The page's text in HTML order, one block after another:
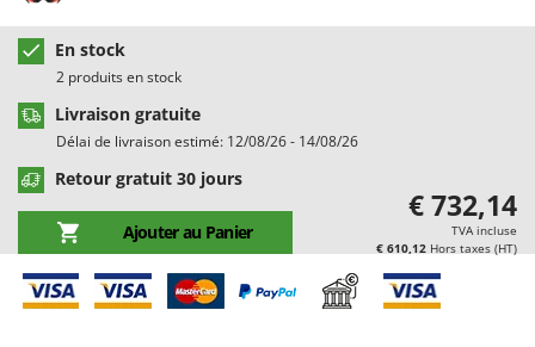
Coupe-bordures - Trimmers
Coupe-branches
Couveuses à œufs
Cultivateurs Tiller à ressorts - Extirpateurs
D
Débroussailleuses
Décompacteurs agricoles
Découpeurs plasma
Bertolini Pumps
Besser Vacuum
Bestway
Beta tools
Bissell
Black & Decker
BlackStone
Blue Bird
En stock
2 produits en stock
Livraison gratuite
Délai de livraison estimé: 12/08/26 - 14/08/26
Retour gratuit 30 jours
Ajouter au Panier
€ 732,14
TVA incluse
€ 610,12 Hors taxes (HT)